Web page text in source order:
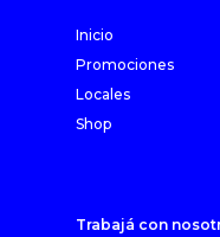
Inicio
Promociones
Locales
Shop
Trabajá con